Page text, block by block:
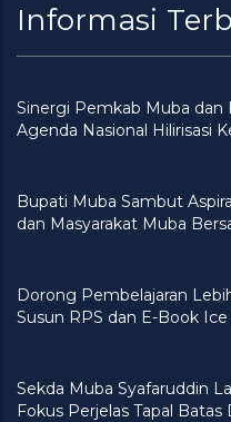
Informasi
Sinergi Pemkab Muba dan
Agenda Nasional Hilirisasi
Bupati Muba Sambut
dan Masyarakat Muba
Dorong Pembelajaran
Susun RPS dan E-Book
Sekda Muba Syafaruddin
Fokus Perjelas Tapal